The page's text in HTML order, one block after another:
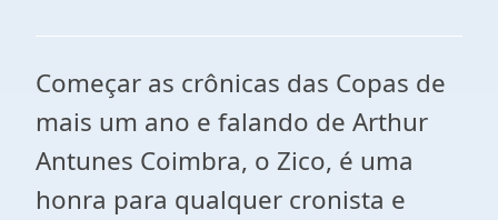
Começar as crônicas das Copas de
mais um ano e falando de Arthur
Antunes Coimbra, o Zico, é uma
honra para qualquer cronista e